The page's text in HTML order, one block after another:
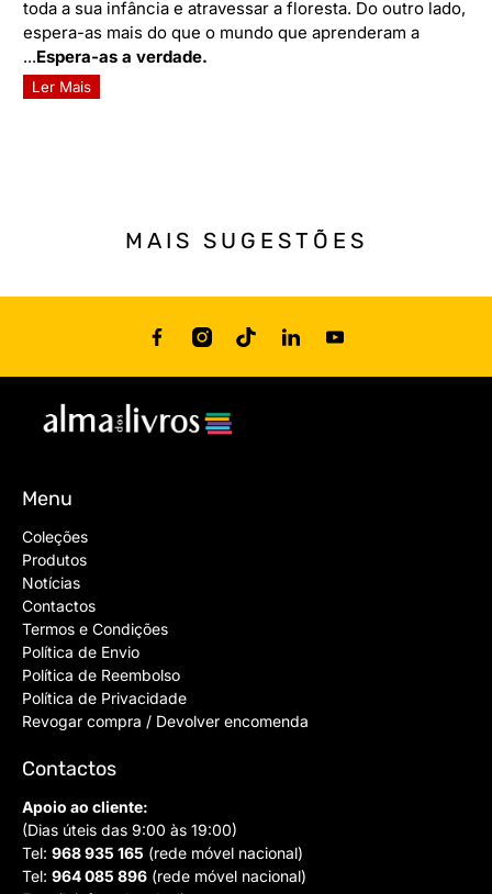
toda a sua infância e atravessar a floresta. Do outro lado,
espera-as mais do que o mundo que aprenderam a
...Espera-as a verdade.
Ler Mais
MAIS SUGESTÕES
Menu
Coleções
Produtos
Notícias
Contactos
Termos e Condições
Política de Envio
Política de Reembolso
Política de Privacidade
Revogar compra / Devolver encomenda
Contactos
Apoio ao cliente:
(Dias úteis das 9:00 às 19:00)
Tel: 968 935 165 (rede móvel nacional)
Tel: 964 085 896 (rede móvel nacional)